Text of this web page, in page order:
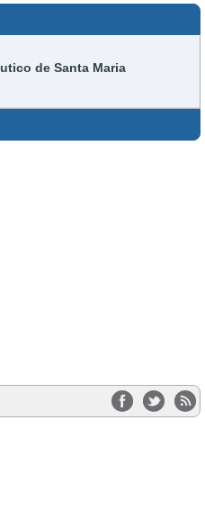
de Santa Maria